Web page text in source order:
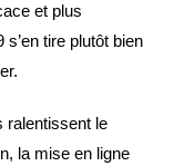
et plus
tire plutôt bien
ralentissent le
la mise en ligne